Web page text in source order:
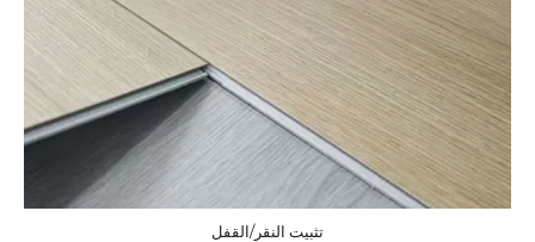
تثبيت النقر/القفل